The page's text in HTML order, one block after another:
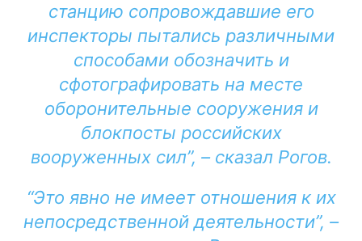
станцию сопровождавшие его
инспекторы пытались различными
способами обозначить и
сфотографировать на месте
оборонительные сооружения и
блокпосты российских
вооруженных сил”, – сказал Рогов.
“Это явно не имеет отношения к их
непосредственной деятельности”, –